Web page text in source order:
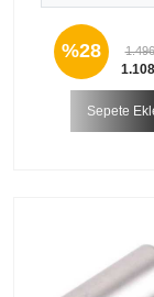
%28
Sepete